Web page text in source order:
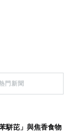
門新聞
駢芘」與焦香食物